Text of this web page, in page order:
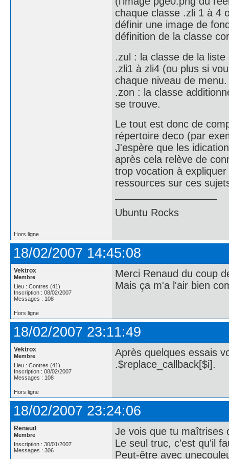
chaque classe .zli 1 à 4
définir une image de
définition de la classe
.zul : la classe de la
.zli1 à zli4 (ou plus si
chaque niveau de menu.
.zon : la classe
se trouve.
Le tout est donc de
répertoire deco (par
J'espère que les
après cela relève de
trop vocation à
ressources sur ces
Ubuntu Rocks
Hors ligne
18/02/2007 14:45:08
Vektrox
Membre
Lieu : Contres (41)
Inscription : 08/02/2007
Messages : 108
Merci Renaud du coup
Mais ça m'a l'air bien
Hors ligne
18/02/2007 23:11:49
Vektrox
Membre
Lieu : Contres (41)
Inscription : 08/02/2007
Messages : 108
Après quelques essais
.$replace_callback[$i].
Hors ligne
18/02/2007 23:24:06
Renaud
Membre
Inscription : 30/01/2007
Messages : 306
Je vois que tu maîtrises
Le seul truc, c'est qu'il
Peut-être avec